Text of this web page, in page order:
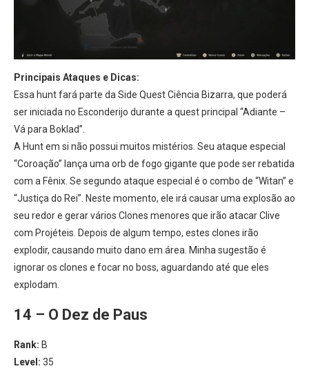
Principais Ataques e Dicas:
Essa hunt fará parte da Side Quest Ciência Bizarra, que poderá
ser iniciada no Esconderijo durante a quest principal “Adiante –
Vá para Boklad”.
A Hunt em si não possui muitos mistérios. Seu ataque especial
“Coroação” lança uma orb de fogo gigante que pode ser rebatida
com a Fênix. Se segundo ataque especial é o combo de “Witan” e
“Justiça do Rei”. Neste momento, ele irá causar uma explosão ao
seu redor e gerar vários Clones menores que irão atacar Clive
com Projéteis. Depois de algum tempo, estes clones irão
explodir, causando muito dano em área. Minha sugestão é
ignorar os clones e focar no boss, aguardando até que eles
explodam.
14 – O Dez de Paus
Rank: B
Level: 35